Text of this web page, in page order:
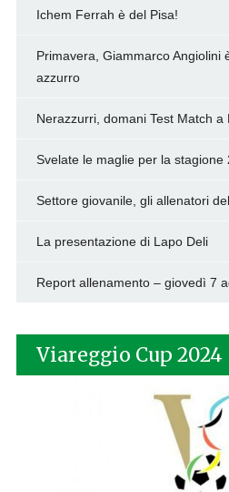
Ichem Ferrah è del Pisa!
Primavera, Giammarco Angiolini
azzurro
Nerazzurri, domani Test Match a
Svelate le maglie per la stagione
Settore giovanile, gli allenatori
La presentazione di Lapo Deli
Report allenamento – giovedì 7
Viareggio Cup 2024